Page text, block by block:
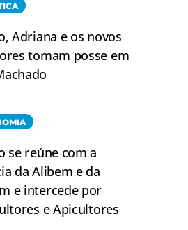
Adriana e os novos
tomam posse em
se reúne com a
da Alibem e da
e intercede por
e Apicultores